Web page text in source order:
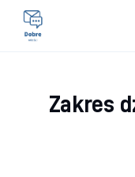
Lifestyle
Zakres